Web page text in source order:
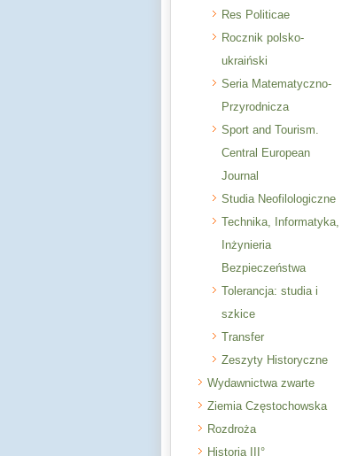
Res Politicae
Rocznik polsko-
ukraiński
Seria Matematyczno-
Przyrodnicza
Sport and Tourism.
Central European
Journal
Studia Neofilologiczne
Technika, Informatyka,
Inżynieria
Bezpieczeństwa
Tolerancja: studia i
szkice
Transfer
Zeszyty Historyczne
Wydawnictwa zwarte
Ziemia Częstochowska
Rozdroża
Historia III°